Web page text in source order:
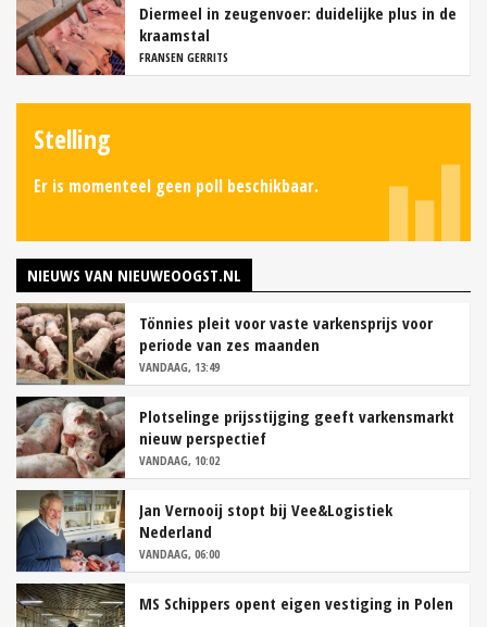
Diermeel in zeugenvoer: duidelijke plus in de
kraamstal
FRANSEN GERRITS
Stelling
Er is momenteel geen poll beschikbaar.
NIEUWS VAN NIEUWEOOGST.NL
Tönnies pleit voor vaste varkensprijs voor
periode van zes maanden
VANDAAG, 13:49
Plotselinge prijsstijging geeft varkensmarkt
nieuw perspectief
VANDAAG, 10:02
Jan Vernooij stopt bij Vee&Logistiek
Nederland
VANDAAG, 06:00
MS Schippers opent eigen vestiging in Polen